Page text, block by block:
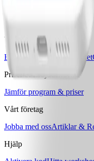
Ladda ner WW-appen
Våra program
Bas
Bas+ Klimakteriet
Priser & Erbjudanden
Jämför program & priser
Vårt företag
Jobba med ossArtiklar &
Hjälp